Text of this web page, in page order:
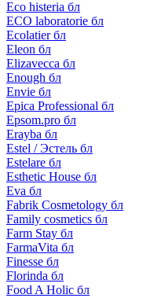
Eco histeria бл
ECO laboratorie бл
Ecolatier бл
Eleon бл
Elizavecca бл
Enough бл
Envie бл
Epica Professional бл
Epsom.pro бл
Erayba бл
Estel / Эстель бл
Estelare бл
Esthetic House бл
Eva бл
Fabrik Cosmetology бл
Family cosmetics бл
Farm Stay бл
FarmaVita бл
Finesse бл
Florinda бл
Food A Holic бл